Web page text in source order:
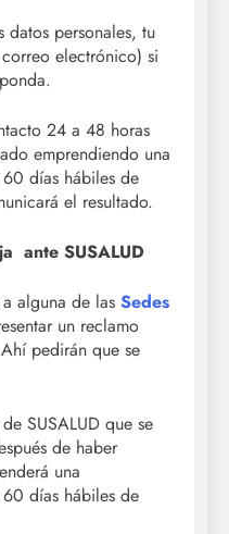
datos personales, tu
electrónico) si
24 a 48 horas
emprendiendo una
días hábiles de
el resultado.
ante SUSALUD
alguna de las Sedes
un reclamo
pedirán que se
SUSALUD que se
de haber
una
días hábiles de